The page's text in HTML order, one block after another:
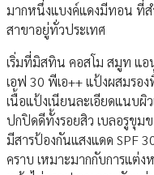
มากหนึ่งแบงค์แดงมีทอน ที่
สาขาอยู่ทั่วประเทศ
เริ่มที่มิสทิน คอสโม สมูท แอ
เอฟ 30 พีเอ++ แป้งผสมรอ
เนื้อแป้งเนียนละเอียดแนบ
ปกปิดดีทั้งรอยสิว เบลอรูขุม
มีสารป้องกันแสงแดด SPF
คราบ เหมาะมากกับการแต่